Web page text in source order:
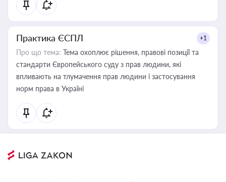
Практика ЄСПЛ +1
Про що тема: Тема охоплює рішення, правові позиції та
стандарти Європейського суду з прав людини, які
впливають на тлумачення прав людини і застосування
норм права в Україні